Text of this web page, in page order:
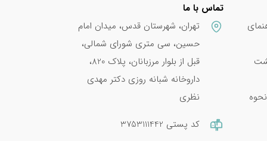
تماس با ما
تهران، شهرستان قدس، میدان امام
حسین، سی متری شورای شمالی،
قبل از بلوار مرزبانان، پلاک 820،
داروخانه شبانه روزی دکتر مهدی
نظری
کد پستی 3753111442